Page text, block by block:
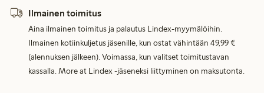
Ilmainen toimitus
Aina ilmainen toimitus ja palautus Lindex-myymälöihin.
Ilmainen kotiinkuljetus jäsenille, kun ostat vähintään 49,99 €
(alennuksen jälkeen). Voimassa, kun valitset toimitustavan
kassalla. More at Lindex -jäseneksi liittyminen on maksutonta.